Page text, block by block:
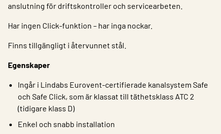
Choose languge
Sweden
anslutning för driftskontroller och servicearbeten.
Har ingen Click-funktion – har inga nockar.
Finns tillgängligt i återvunnet stål.
Egenskaper
Ingår i Lindabs Eurovent-certifierade kanalsystem Safe
och Safe Click, som är klassat till täthetsklass ATC 2
(tidigare klass D)
Enkel och snabb installation